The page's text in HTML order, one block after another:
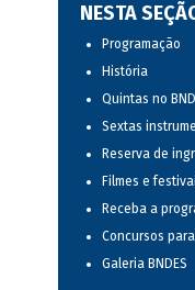
NESTA
Programação
História
Quintas no
Sextas
Reserva de
Filmes e
Receba a
Concursos
Galeria BNDES